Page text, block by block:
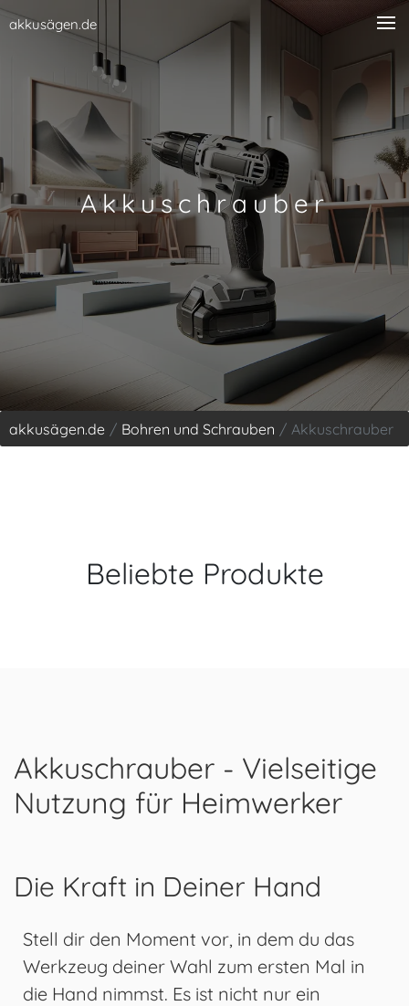
akkusägen.de
Akkuschrauber
akkusägen.de Bohren und Schrauben Akkuschrauber
Beliebte Produkte
Akkuschrauber - Vielseitige
Nutzung für Heimwerker
Die Kraft in Deiner Hand
Stell dir den Moment vor, in dem du das
Werkzeug deiner Wahl zum ersten Mal in
die Hand nimmst. Es ist nicht nur ein